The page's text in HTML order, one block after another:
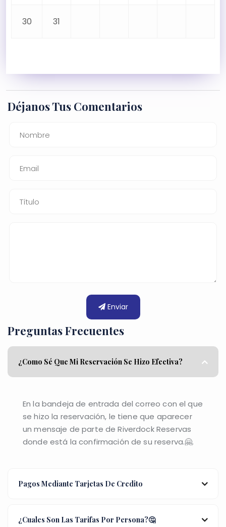
30 31
Déjanos Tus Comentarios
Enviar
Preguntas Frecuentes
¿Como Sé Que Mi Reservación Se Hizo Efectiva?
En la bandeja de entrada del correo con el que
se hizo la reservación, le tiene que aparecer
un mensaje de parte de Riverdock Reservas
donde está la confirmación de su reserva.🤗.
Pagos Mediante Tarjetas De Credito
¿Cuales Son Las Tarifas Por Persona?🤔